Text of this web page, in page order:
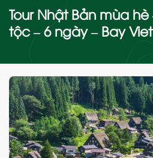
Tour Nhật Bản mùa
tộc – 6 ngày – Bay